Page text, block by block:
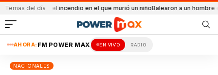
Temas del día
el incendio en el que murió un niñoBalearon a un hombre en un
AHORA: FM POWER MAX EN VIVO RADIO
NACIONALES